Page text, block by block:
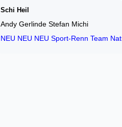
Schi Heil
Andy Gerlinde Stefan Michi
NEU NEU NEU Sport-Renn Team